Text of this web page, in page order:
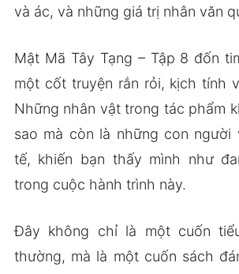
và ác, và những giá trị nhân văn
Mật Mã Tây Tạng – Tập 8 đốn
một cốt truyện rắn rỏi, kịch tính
Những nhân vật trong tác phẩm
sao mà còn là những con người
tế, khiến bạn thấy mình như
trong cuộc hành trình này.
Đây không chỉ là một cuốn
thường, mà là một cuốn sách